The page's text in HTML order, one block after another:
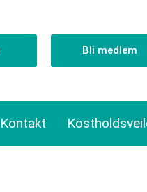
Bli medlem
Kontakt